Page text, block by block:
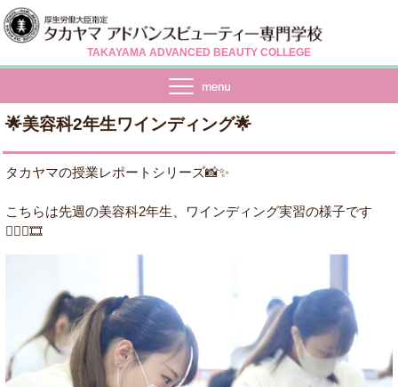
TAKAYAMA ADVANCED BEAUTY COLLEGE
🌟美容科2年生ワインディング🌟
タカヤマの授業レポートシリーズ📸✨
こちらは先週の美容科2年生、ワインディング実習の様子です
💁🏻‍♀️🎞